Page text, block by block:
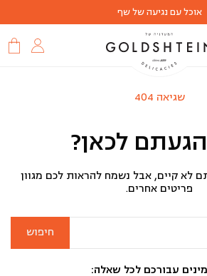
אוכל עם נגיעה של שף
שגיאה 404
לכאן?
לא קיים, אבל נשמח להראות לכם מגוון
פריטים אחרים.
עבורכם לכל שאלה: